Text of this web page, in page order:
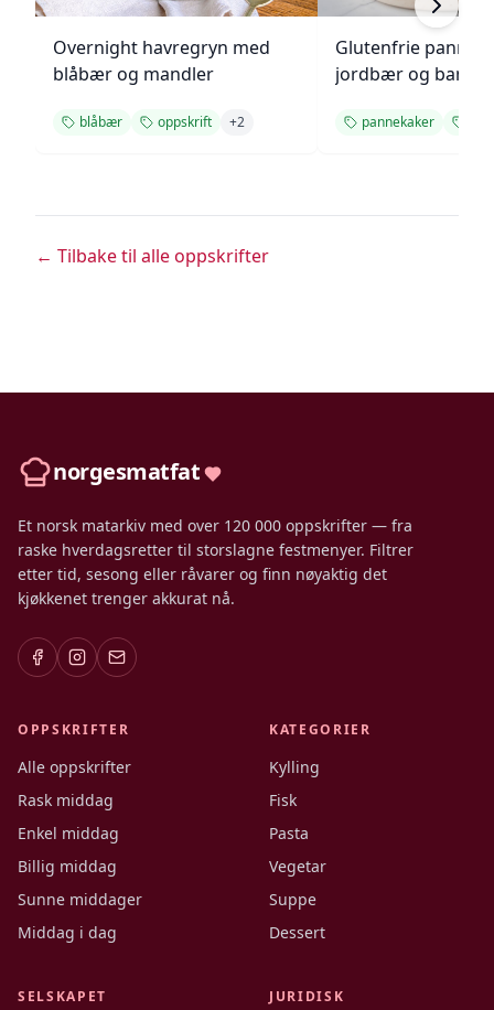
Overnight havregryn med
blåbær og mandler
blåbær oppskrift +2
Glutenfrie
jordbær og banan
pannekaker
← Tilbake til alle oppskrifter
norgesmatfat
Et norsk matarkiv med over 120 000 oppskrifter — fra
raske hverdagsretter til storslagne festmenyer. Filtrer
etter tid, sesong eller råvarer og finn nøyaktig det
kjøkkenet trenger akkurat nå.
OPPSKRIFTER
Alle oppskrifter
Rask middag
Enkel middag
Billig middag
Sunne middager
Middag i dag
KATEGORIER
Kylling
Fisk
Pasta
Vegetar
Suppe
Dessert
SELSKAPET JURIDISK